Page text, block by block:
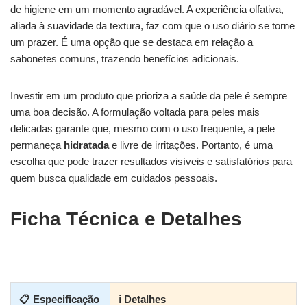
de higiene em um momento agradável. A experiência olfativa,
aliada à suavidade da textura, faz com que o uso diário se torne
um prazer. É uma opção que se destaca em relação a
sabonetes comuns, trazendo benefícios adicionais.
Investir em um produto que prioriza a saúde da pele é sempre
uma boa decisão. A formulação voltada para peles mais
delicadas garante que, mesmo com o uso frequente, a pele
permaneça hidratadae livre de irritações. Portanto, é uma
escolha que pode trazer resultados visíveis e satisfatórios para
quem busca qualidade em cuidados pessoais.
Ficha Técnica e Detalhes
📋 Especificação ℹ Detalhes